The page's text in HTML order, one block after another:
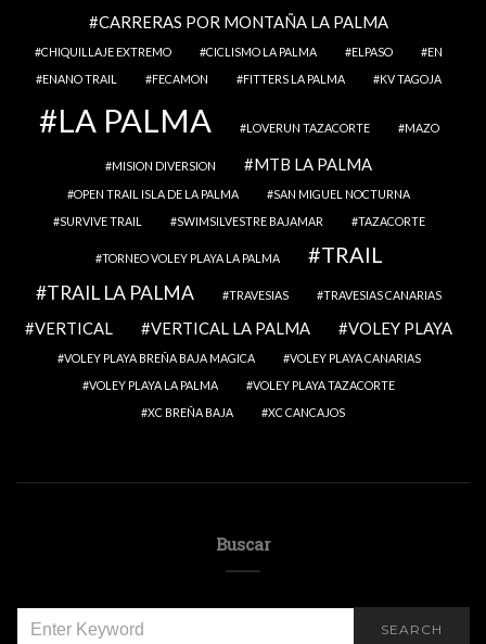
CARRERAS POR MONTAÑA LA PALMA
CHIQUILLAJE EXTREMO CICLISMO LA PALMA ELPASO
EN
ENANO TRAIL
FECAMON FITTERS LA PALMA KV TAGOJA
LA PALMA LOVERUN TAZACORTE MAZO
MISION DIVERSION MTB LA PALMA
OPEN TRAIL ISLA DE LA PALMA
SAN MIGUEL NOCTURNA
SURVIVE TRAIL
SWIMSILVESTRE BAJAMAR TAZACORTE
TORNEO VOLEY PLAYA LA PALMA TRAIL
TRAIL LA PALMA TRAVESIAS TRAVESIAS CANARIAS
VERTICAL VERTICAL LA PALMA VOLEY PLAYA
VOLEY PLAYA BREÑA BAJA MAGICA
VOLEY PLAYA CANARIAS
VOLEY PLAYA LA PALMA
VOLEY PLAYA TAZACORTE
XC BREÑA BAJA
XC CANCAJOS
Buscar
FOR:
SEARCH